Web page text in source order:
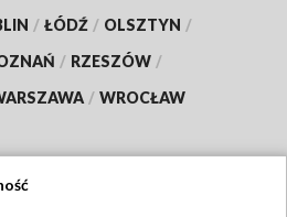
/ ŁÓDŹ / OLSZTYN /
/ RZESZÓW /
/ WROCŁAW